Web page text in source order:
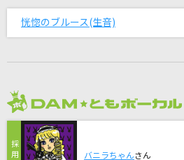
≒JOY
≒JOY
[生音]炎
[生音]PEACH
大塚 愛
恍惚のブルース(生音)
バニラちゃんさん